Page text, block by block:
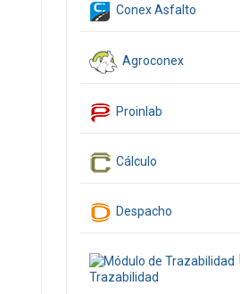
Conex Asfalto
Agroconex
Proinlab
Cálculo
Despacho
Trazabilidad